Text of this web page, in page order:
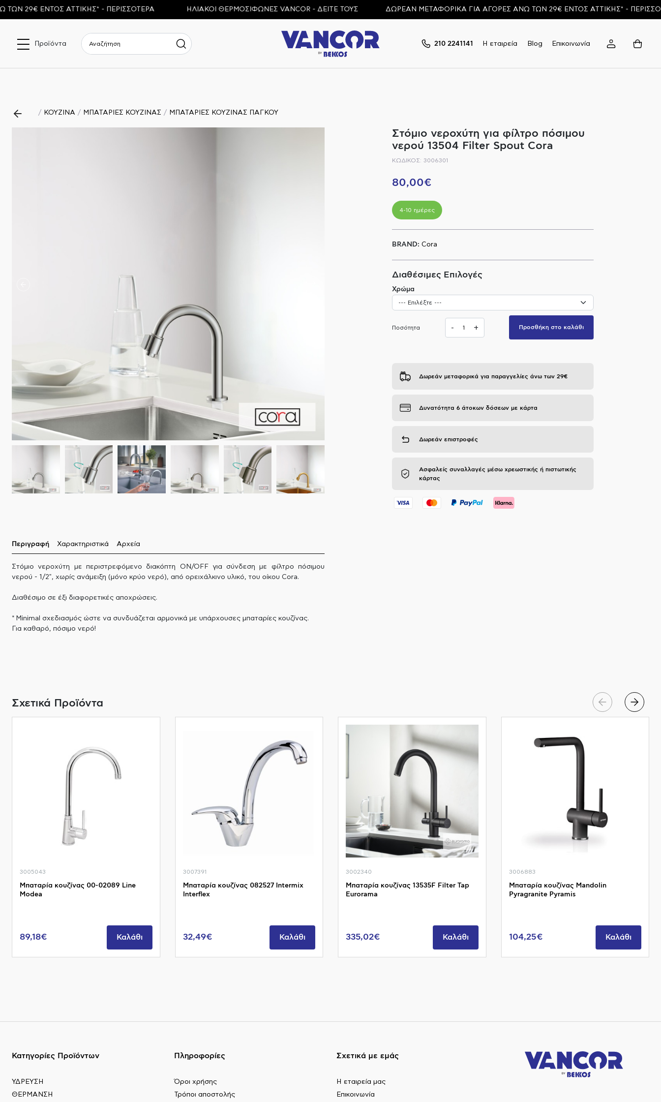
29€ ΕΝΤΟΣ ΑΤΤΙΚΗΣ* - ΠΕΡΙΣΣΟΤΕΡΑ ΗΛΙΑΚΟΙ ΘΕΡΜΟΣΙΦΩΝΕΣ VANCOR - ΔΕΙΤΕ ΤΟΥΣ ΔΩΡΕΑΝ ΜΕΤΑΦΟΡΙΚΑ ΓΙΑ ΑΓΟΡΕΣ ΑΝΩ ΤΩΝ 29€ ΕΝΤΟΣ ΑΤΤΙΚΗΣ* -
Προϊόντα 210 2241141 Η εταιρεία Blog Επικοινωνία
ΚΟΥΖΙΝΑ ΜΠΑΤΑΡΙΕΣ ΚΟΥΖΙΝΑΣ ΜΠΑΤΑΡΙΕΣ ΚΟΥΖΙΝΑΣ ΠΑΓΚΟΥ
Στόμιο νεροχύτη για φίλτρο πόσιμου
νερού 13504 Filter Spout Cora
ΚΩΔΙΚΟΣ: 3006301
80,00€
4-10 ημέρες
BRAND: Cora
Διαθέσιμες Επιλογές
Χρώμα
Ποσότητα - + Προσθήκη στο καλάθι
Δωρεάν μεταφορικά για παραγγελίες άνω των 29€
Δυνατότητα 6 άτοκων δόσεων με κάρτα
Δωρεάν επιστροφές
Ασφαλείς συναλλαγές μέσω χρεωστικής ή πιστωτικής
κάρτας
Περιγραφή Χαρακτηριστικά Αρχεία
Στόμιο νεροχύτη με περιστρεφόμενο διακόπτη ON/OFF για σύνδεση με φίλτρο πόσιμου
νερού - 1/2", χωρίς ανάμειξη (μόνο κρύο νερό), από ορειχάλκινο υλικό, του οίκου Cora.
Διαθέσιμο σε έξι διαφορετικές αποχρώσεις.
* Minimal σχεδιασμός ώστε να συνδυάζεται αρμονικά με υπάρχουσες μπαταρίες κουζίνας.
Για καθαρό, πόσιμο νερό!
Σχετικά Προϊόντα
3005043
Μπαταρία κουζίνας 00-02089 Line
Modea
89,18€ Καλάθι
3007391
Μπαταρία κουζίνας 082527 Intermix
Interflex
32,49€ Καλάθι
3002340
Μπαταρία κουζίνας 13535F Filter Tap
Eurorama
335,02€ Καλάθι
3006883
Μπαταρία κουζίνας Mandolin
Pyragranite Pyramis
104,25€ Καλάθι
Κατηγορίες Προϊόντων
ΥΔΡΕΥΣΗ
ΘΕΡΜΑΝΣΗ
Πληροφορίες
Όροι χρήσης
Τρόποι αποστολής
Σχετικά με εμάς
Η εταιρεία μας
Επικοινωνία